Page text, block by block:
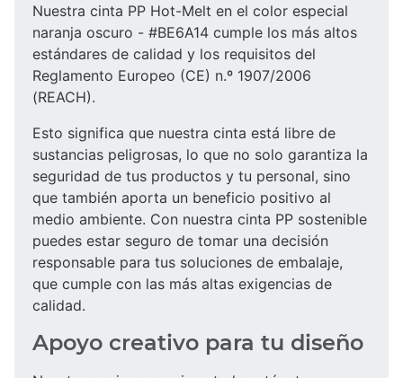
Nuestra cinta PP Hot-Melt en el color especial
naranja oscuro - #BE6A14 cumple los más altos
estándares de calidad y los requisitos del
Reglamento Europeo (CE) n.º 1907/2006
(REACH).
Esto significa que nuestra cinta está libre de
sustancias peligrosas, lo que no solo garantiza la
seguridad de tus productos y tu personal, sino
que también aporta un beneficio positivo al
medio ambiente. Con nuestra cinta PP sostenible
puedes estar seguro de tomar una decisión
responsable para tus soluciones de embalaje,
que cumple con las más altas exigencias de
calidad.
Apoyo creativo para tu diseño